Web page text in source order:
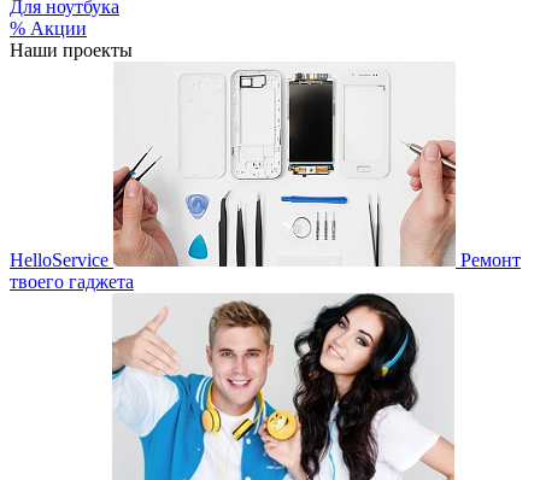
Для ноутбука
% Акции
Наши проекты
HelloService
Ремонт
твоего гаджета